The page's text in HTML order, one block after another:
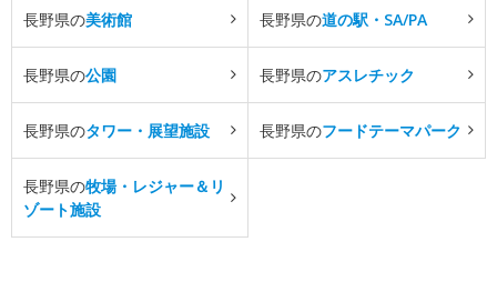
長野県の美術館 長野県の道の駅・SA/PA
長野県の公園 長野県のアスレチック
長野県のタワー・展望施設 長野県のフードテーマパーク
長野県の牧場・レジャー＆リ
ゾート施設